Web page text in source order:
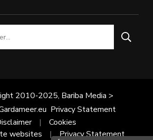
2010-2025, Bariba Media >
Privacy Statement
Cookies
websites
Privacy Statement